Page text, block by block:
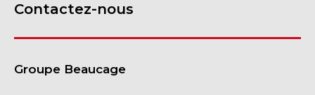
Contactez-nous
Groupe Beaucage